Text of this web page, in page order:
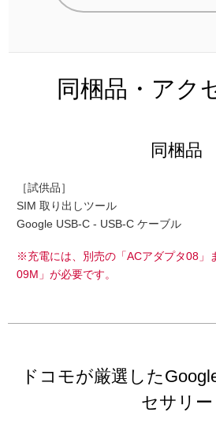
同梱品・アク
同梱品
［試供品］
SIM 取り出しツール
Google USB-C - USB-C ケーブル
※充電には、別売の「ACアダプタ08」
09M」が必要です。
ドコモが厳選した
セサリー